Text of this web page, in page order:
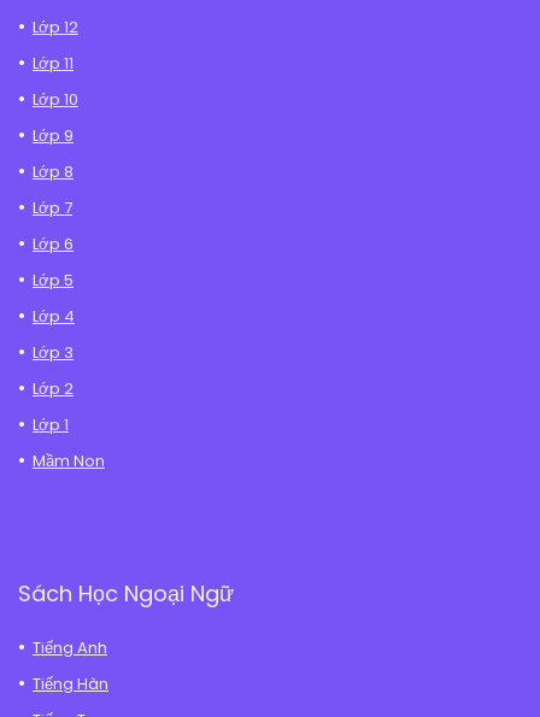
Lớp 12
Lớp 11
Lớp 10
Lớp 9
Lớp 8
Lớp 7
Lớp 6
Lớp 5
Lớp 4
Lớp 3
Lớp 2
Lớp 1
Mầm Non
Sách Học Ngoại Ngữ
Tiếng Anh
Tiếng Hàn